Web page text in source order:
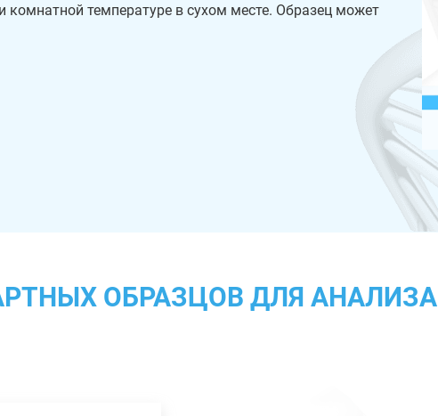
комнатной температуре в сухом месте. Образец может
ОБРАЗЦОВ ДЛЯ АНАЛИЗА